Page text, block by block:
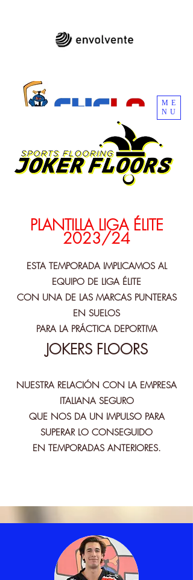
ME
NU
CLUB DE HOCKEY DE LOS CANÍBALES DE
PLANTILLA LIGA ÉLITE
2023/24
ESTA TEMPORADA IMPLICAMOS AL
EQUIPO DE LIGA ÉLITE
CON UNA DE LAS MARCAS PUNTERAS
EN SUELOS
PARA LA PRÁCTICA DEPORTIVA
JOKERS FLOORS
NUESTRA RELACIÓN CON LA EMPRESA
ITALIANA SEGURO
QUE NOS DA UN IMPULSO PARA
SUPERAR LO CONSEGUIDO
EN TEMPORADAS ANTERIORES.